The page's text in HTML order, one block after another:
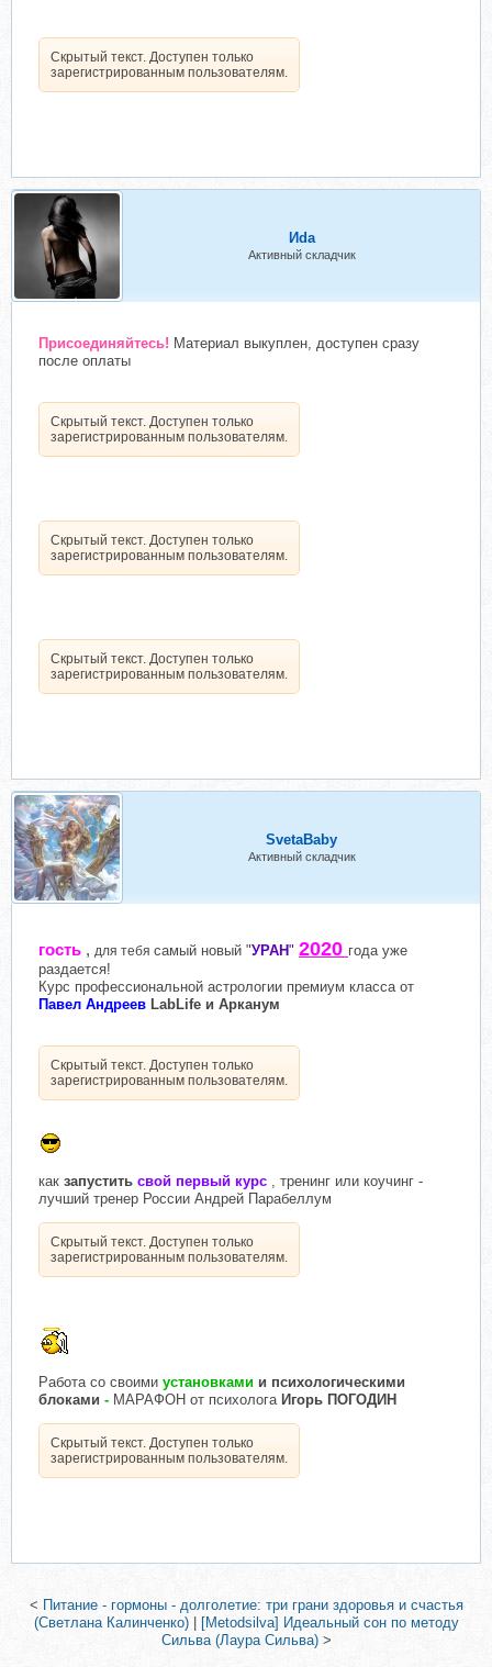
Скрытый текст. Доступен только
зарегистрированным пользователям.
Иdа
Активный складчик
Присоединяйтесь! Материал выкуплен, доступен сразу
после оплаты
Скрытый текст. Доступен только
зарегистрированным пользователям.
Скрытый текст. Доступен только
зарегистрированным пользователям.
Скрытый текст. Доступен только
зарегистрированным пользователям.
SvetaBaby
Активный складчик
гость , для тебя самый новый "УРАН" 2020 года уже
раздается!
Курс профессиональной астрологии премиум класса от
Павел Андреев LabLife и Арканум
Скрытый текст. Доступен только
зарегистрированным пользователям.
как запустить свой первый курс , тренинг или коучинг -
лучший тренер России Андрей Парабеллум
Скрытый текст. Доступен только
зарегистрированным пользователям.
Работа со своими установками и психологическими
блоками - МАРАФОН от психолога Игорь ПОГОДИН
Скрытый текст. Доступен только
зарегистрированным пользователям.
< Питание - гормоны - долголетие: три грани здоровья и счастья
(Светлана Калинченко)|
[Metodsilva] Идеальный сон по методу
Сильва (Лаура Сильва)>